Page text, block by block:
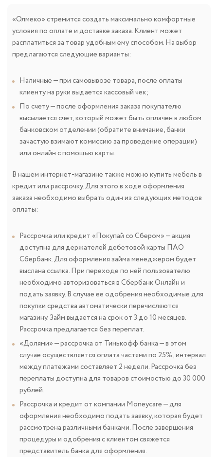
«Олмеко» стремится создать максимально комфортные
условия по оплате и доставке заказа. Клиент может
расплатиться за товар удобным ему способом. На выбор
предлагаются следующие варианты:
Наличные — при самовывозе товара, после оплаты
клиенту на руки выдается кассовый чек;
По счету — после оформления заказа покупателю
высылается счет, который может быть оплачен в любом
банковском отделении (обратите внимание, банки
зачастую взимают комиссию за проведение операции)
или онлайн с помощью карты.
В нашем интернет-магазине также можно купить мебель в
кредит или рассрочку. Для этого в ходе оформления
заказа необходимо выбрать один из следующих методов
оплаты:
Рассрочка или кредит «Покупай со Сбером» — акция
доступна для держателей дебетовой карты ПАО
Сбербанк. Для оформления займа менеджером будет
выслана ссылка. При переходе по ней пользователю
необходимо авторизоваться в Сбербанк Онлайн и
подать заявку. В случае ее одобрения необходимые для
покупки средства автоматически перечисляются
магазину. Займ выдается на срок от 3 до 10 месяцев.
Рассрочка предлагается без переплат.
«Долями» — рассрочка от Тинькофф банка — в этом
случае осуществляется оплата частями по 25%, интервал
между платежами составляет 2 недели. Рассрочка без
переплаты доступна для товаров стоимостью до 30 000
рублей.
Рассрочка и кредит от компании Moneycare — для
оформления необходимо подать заявку, которая будет
рассмотрена различными банками. После завершения
процедуры и одобрения с клиентом свяжется
представитель банка для оформления.